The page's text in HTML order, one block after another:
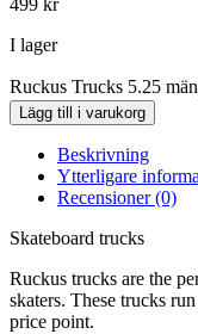
499 kr
I lager
Ruckus Trucks 5.25
Lägg till i varukorg
Beskrivning
Ytterligare
Recensioner (0)
Skateboard trucks
Ruckus trucks are the
skaters. These trucks
price point.